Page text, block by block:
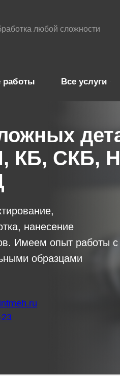
любой сложности
любой сложности в
работы Все услуги
нанесение
Имеем опыт работы с
образцами
КБ, СКБ,